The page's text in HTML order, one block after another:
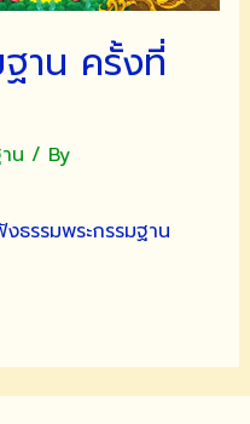
าน ครั้งที่
น / By
ธรรมพระกรรมฐาน